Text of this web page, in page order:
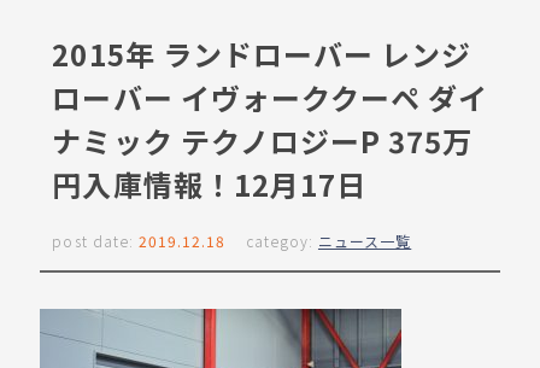
2015年 ランドローバー レンジ
ローバー イヴォーククーペ ダイ
ナミック テクノロジーP 375万
円入庫情報！12月17日
post date: 2019.12.18 categoy: ニュース一覧